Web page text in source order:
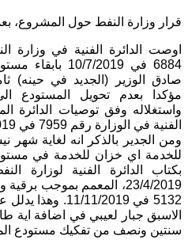
قرار وزارة النفط حول المشروع، بعد
اوصت الدائرة الفنية في وزارة
6884 في 10/7/
صادق الوزير (الجديد في حينه)
مؤكدا بعدم تحويل المستودع
واستغلاله وفق توصيات الدائرة
الفنية في الوزارة رقم 7959 في 18/8/2019.
للخدمة اي خزان للخدمة في
23/4/2019، المعمم بموجب
5132 في 11/11/
الاسبق جبار لعيبي في اضافة اية
سنتين ونصف من تفكيك مستودع